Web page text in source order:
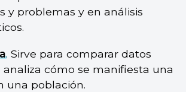
y problemas y en análisis
. Sirve para comparar datos
analiza cómo se manifiesta una
una población.